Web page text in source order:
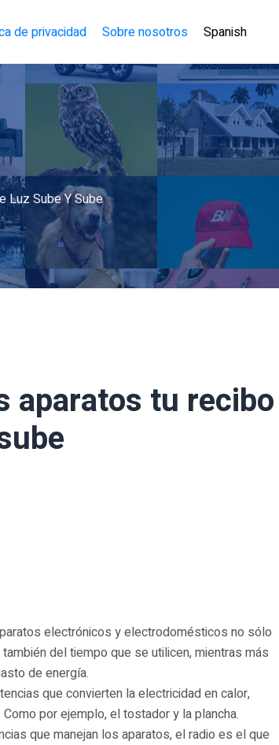
de privacidad Sobre nosotros Spanish
Luz Sube Y Sube
aparatos tu recibo
electrónicos y electrodomésticos no sólo
del tiempo que se utilicen, mientras más
de energía.
que convierten la electricidad en calor,
por ejemplo, el tostador y la plancha.
que manejan los aparatos, el radio es el que